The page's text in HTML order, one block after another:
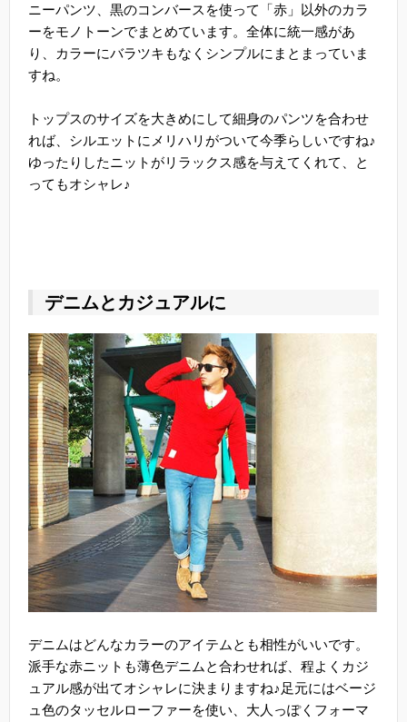
ニーパンツ、黒のコンバースを使って「赤」以外のカラ
ーをモノトーンでまとめています。全体に統一感があ
り、カラーにバラツキもなくシンプルにまとまっていま
すね。
トップスのサイズを大きめにして細身のパンツを合わせ
れば、シルエットにメリハリがついて今季らしいですね♪
ゆったりしたニットがリラックス感を与えてくれて、と
ってもオシャレ♪
デニムとカジュアルに
デニムはどんなカラーのアイテムとも相性がいいです。
派手な赤ニットも薄色デニムと合わせれば、程よくカジ
ュアル感が出てオシャレに決まりますね♪足元にはベージ
ュ色のタッセルローファーを使い、大人っぽくフォーマ